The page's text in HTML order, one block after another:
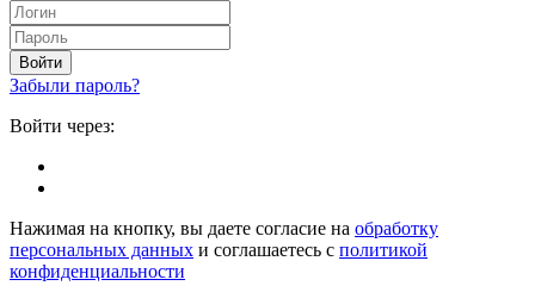
Войти
Забыли пароль?
Войти через:
Нажимая на кнопку, вы даете согласие на обработку
персональных данных и соглашаетесь с политикой
конфиденциальности